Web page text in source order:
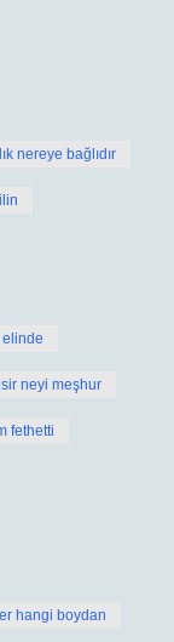
nereye bağlıdır
elinde
neyi meşhur
fethetti
hangi boydan